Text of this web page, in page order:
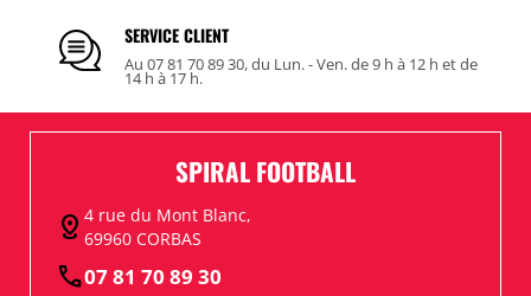
SERVICE CLIENT
Au 07 81 70 89 30, du Lun. - Ven. de 9 h à 12 h et de
14 h à 17 h.
SPIRAL FOOTBALL
distance 4 rue du Mont Blanc,
69960 CORBAS
call07 81 70 89 30